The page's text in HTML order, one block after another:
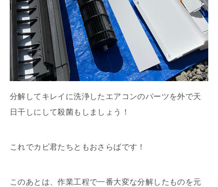
分解してキレイに洗浄したエアコンのパーツを外で天
日干しにして殺菌もしましょう！
これでカビ君たちともおさらばです！
このあとは、作業工程で一番大変な分解したものを元